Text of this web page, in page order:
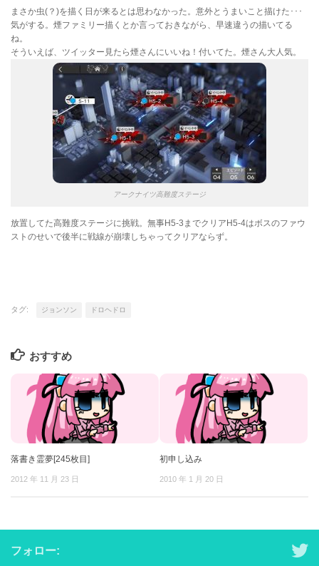
まさか虫(？)を描く日が来るとは思わなかった。意外とうまいこと描けた･･･
気がする。煙ファミリー描くとか言っておきながら、早速違うの描いてる
ね。
そういえば、ツイッター見たら煙さんにいいね！付いてた。煙さん大人気。
アークナイツ高難度ステージ
放置してた高難度ステージに挑戦。無事H5-3までクリアH5-4はボスのファウ
ストのせいで後半に戦線が崩壊しちゃってクリアならず。
タグ: ジョンソン ドロヘドロ
おすすめ
落書き霊夢[245枚目]
2012 年 11 月 23 日
初申し込み
2010 年 1 月 20 日
フォロー: